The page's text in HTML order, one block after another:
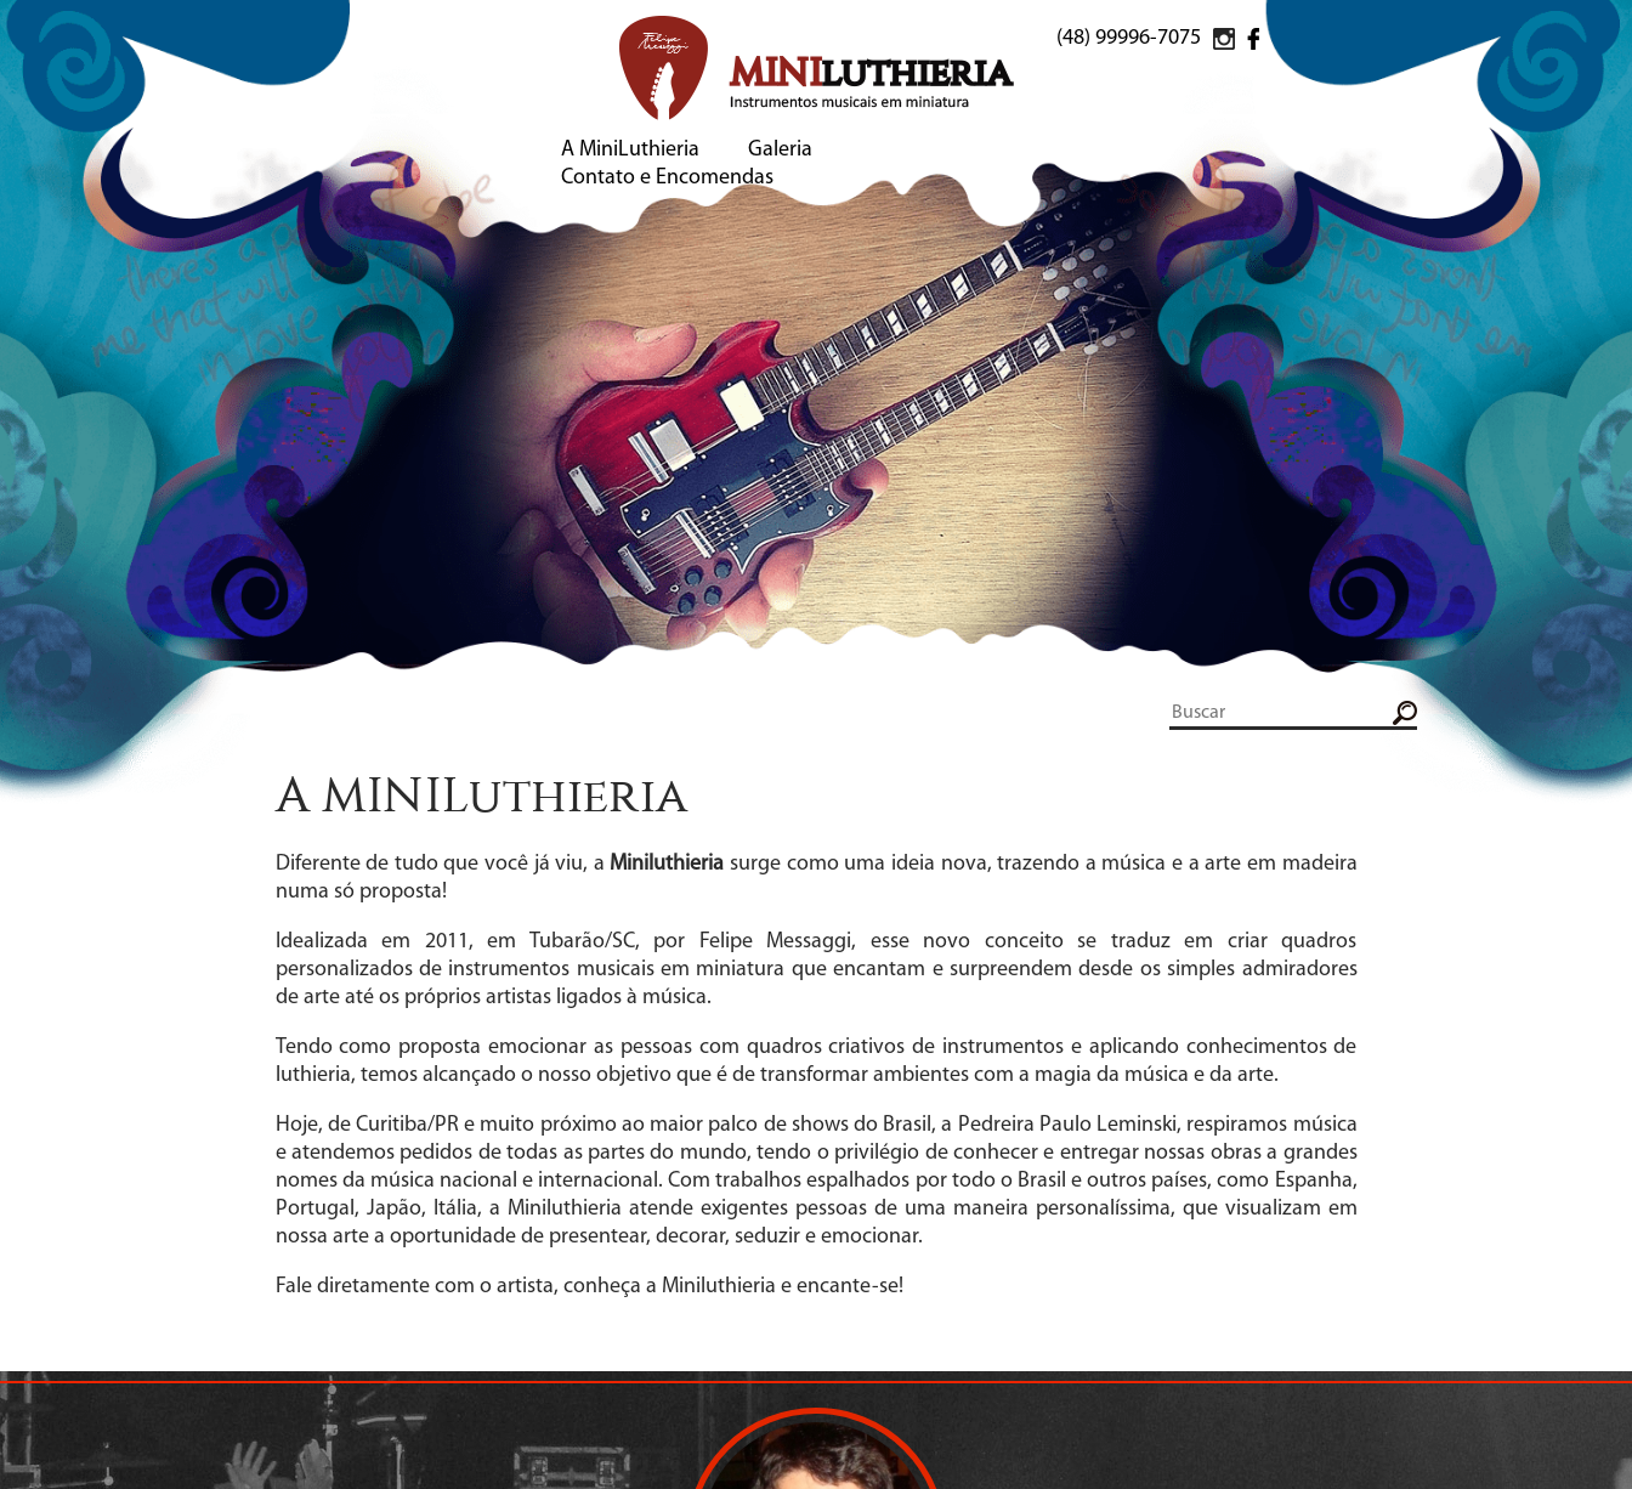
(48) 99996-7075
A MiniLuthieria
Galeria
Contato e Encomendas
A MINILuthieria
Diferente de tudo que você já viu, a Miniluthieria surge como uma ideia nova, trazendo a música e a arte em madeira
numa só proposta!
Idealizada em 2011, em Tubarão/SC, por Felipe Messaggi, esse novo conceito se traduz em criar quadros
personalizados de instrumentos musicais em miniatura que encantam e surpreendem desde os simples admiradores
de arte até os próprios artistas ligados à música.
Tendo como proposta emocionar as pessoas com quadros criativos de instrumentos e aplicando conhecimentos de
luthieria, temos alcançado o nosso objetivo que é de transformar ambientes com a magia da música e da arte.
Hoje, de Curitiba/PR e muito próximo ao maior palco de shows do Brasil, a Pedreira Paulo Leminski, respiramos música
e atendemos pedidos de todas as partes do mundo, tendo o privilégio de conhecer e entregar nossas obras a grandes
nomes da música nacional e internacional. Com trabalhos espalhados por todo o Brasil e outros países, como Espanha,
Portugal, Japão, Itália, a Miniluthieria atende exigentes pessoas de uma maneira personalíssima, que visualizam em
nossa arte a oportunidade de presentear, decorar, seduzir e emocionar.
Fale diretamente com o artista, conheça a Miniluthieria e encante-se!